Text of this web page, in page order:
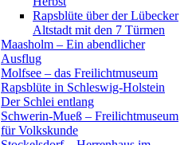
Rapsblüte über der Lübecker
Altstadt mit den 7 Türmen
Maasholm – Ein abendlicher
Ausflug
Molfsee – das Freilichtmuseum
Rapsblüte in Schleswig-Holstein
Der Schlei entlang
Schwerin-Mueß – Freilichtmuseum
für Volkskunde